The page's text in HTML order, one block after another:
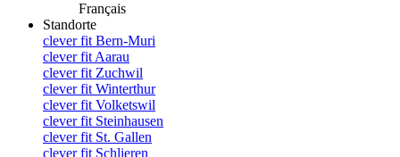
Français
Standorte
clever fit Bern-Muri
clever fit Aarau
clever fit Zuchwil
clever fit Winterthur
clever fit Volketswil
clever fit Steinhausen
clever fit St. Gallen
clever fit Schlieren